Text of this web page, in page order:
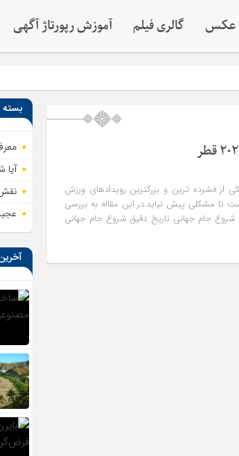
عکس گالری فیلم آموزش رپورتاژ آگهی
از فشرده ترین و بزرگترین رویدادهای ورزش
تا مشکلی پیش نیاید.در این مقاله به بررسی
شروع جام جهانی تاریخ دقیق شروع جام جهانی
آیا